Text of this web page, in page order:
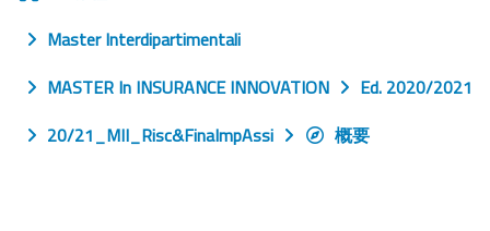
Master Interdipartimentali
MASTER In INSURANCE INNOVATION
Ed. 2020/2021
20/21_MII_Risc&FinaImpAssi
概要